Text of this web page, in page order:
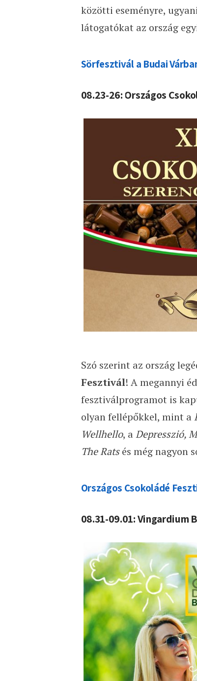
közötti eseményre,
látogatókat az ország
Sörfesztivál a Budai
08.23-26: Országos
Szó szerint az ország
Fesztivál! A megannyi
fesztiválprogramot is
olyan fellépőkkel, mint a
Wellhello, a Depresszió,
The Ratsés még nagyon
Országos Csokoládé
08.31-09.01: